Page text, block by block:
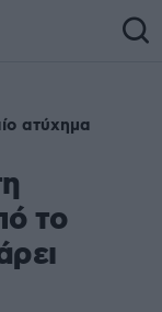
ατύχημα
το